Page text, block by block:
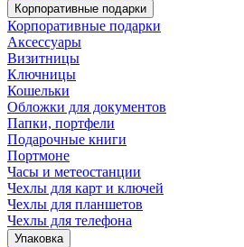
Корпоративные подарки
Корпоративные подарки
Аксессуары
Визитницы
Ключницы
Кошельки
Обложки для документов
Папки, портфели
Подарочные книги
Портмоне
Часы и метеостанции
Чехлы для карт и ключей
Чехлы для планшетов
Чехлы для телефона
Упаковка